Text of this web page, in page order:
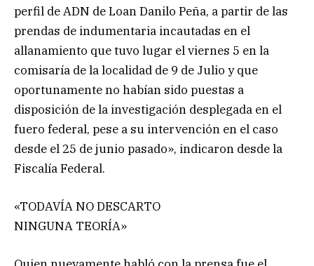
perfil de ADN de Loan Danilo Peña, a partir de las
prendas de indumentaria incautadas en el
allanamiento que tuvo lugar el viernes 5 en la
comisaría de la localidad de 9 de Julio y que
oportunamente no habían sido puestas a
disposición de la investigación desplegada en el
fuero federal, pese a su intervención en el caso
desde el 25 de junio pasado», indicaron desde la
Fiscalía Federal.
«TODAVÍA NO DESCARTO
NINGUNA TEORÍA»